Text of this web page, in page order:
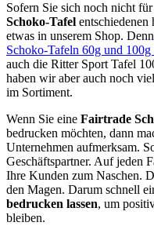
Sofern Sie sich noch nicht für
Schoko-Tafel entschiedenen
etwas in unserem Shop.
Schoko-Tafeln 60g und
auch die Ritter Sport Tafel
haben wir aber auch noch
im Sortiment.
Wenn Sie eine Fairtrade
bedrucken möchten, dann
Unternehmen aufmerksam.
Geschäftspartner. Auf jeden
Ihre Kunden zum Naschen.
den Magen. Darum schnell
bedrucken lassen, um
bleiben.